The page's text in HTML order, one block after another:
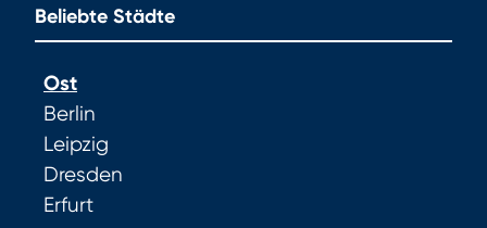
Beliebte Städte
Ost
Berlin
Leipzig
Dresden
Erfurt